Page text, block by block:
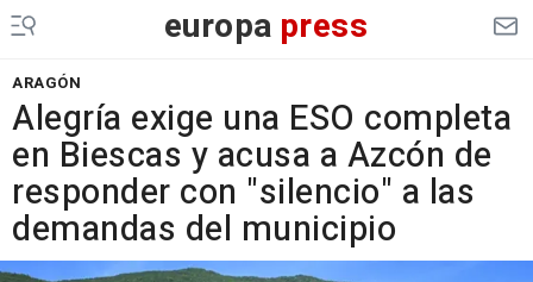
europa press
ARAGÓN
Alegría exige una ESO completa
en Biescas y acusa a Azcón de
responder con "silencio" a las
demandas del municipio